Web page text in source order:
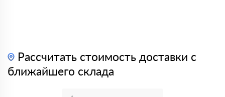
Рассчитать стоимость доставки с
ближайшего склада